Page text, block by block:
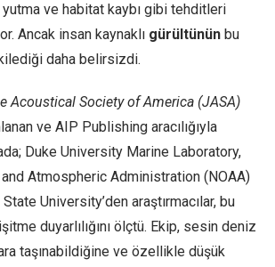
ve habitat kaybı gibi tehditleri
Ancak insan kaynaklı gürültünün bu
daha belirsizdi.
Acoustical Society of America (JASA)
ve AIP Publishing aracılığıyla
Duke University Marine Laboratory,
Atmospheric Administration (NOAA)
University’den araştırmacılar, bu
duyarlılığını ölçtü. Ekip, sesin deniz
taşınabildiğine ve özellikle düşük